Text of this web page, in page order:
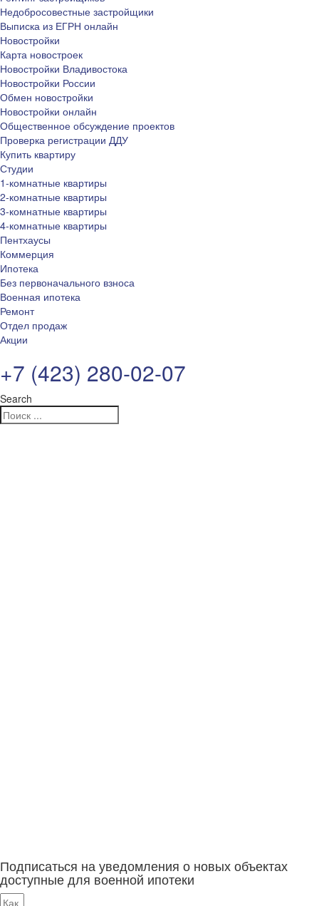
Недобросовестные застройщики
Выписка из ЕГРН онлайн
Новостройки
Карта новостроек
Новостройки Владивостока
Новостройки России
Обмен новостройки
Новостройки онлайн
Общественное обсуждение проектов
Проверка регистрации ДДУ
Купить квартиру
Студии
1-комнатные квартиры
2-комнатные квартиры
3-комнатные квартиры
4-комнатные квартиры
Пентхаусы
Коммерция
Ипотека
Без первоначального взноса
Военная ипотека
Ремонт
Отдел продаж
Акции
+7 (423) 280-02-07
Search
Подписаться на уведомления о новых объектах
доступные для военной ипотеки